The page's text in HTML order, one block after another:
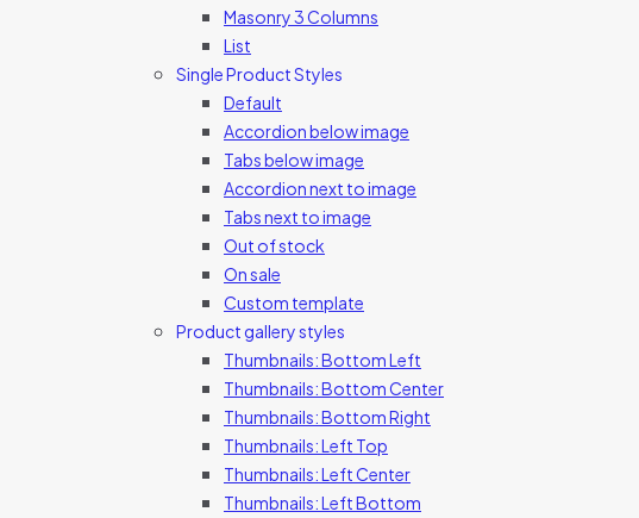
Masonry 3 Columns
List
Single Product Styles
Default
Accordion below image
Tabs below image
Accordion next to image
Tabs next to image
Out of stock
On sale
Custom template
Product gallery styles
Thumbnails: Bottom Left
Thumbnails: Bottom Center
Thumbnails: Bottom Right
Thumbnails: Left Top
Thumbnails: Left Center
Thumbnails: Left Bottom